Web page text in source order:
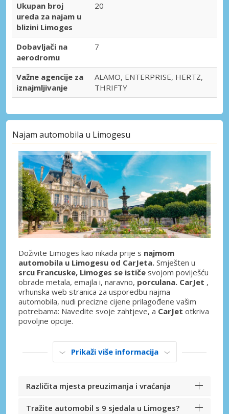
Ukupan broj
ureda za najam u
blizini Limoges
20
Dobavljači na
aerodromu
7
Važne agencije za
iznajmljivanje
ALAMO, ENTERPRISE, HERTZ,
THRIFTY
Najam automobila u Limogesu
Doživite Limoges kao nikada prije s najmom
automobila u Limogesu od CarJeta. Smješten u
srcu Francuske, Limoges se ističe svojom poviješću
obrade metala, emajla i, naravno, porculana. CarJet ,
vrhunska web stranica za usporedbu najma
automobila, nudi precizne cijene prilagođene vašim
potrebama: Navedite svoje zahtjeve, a CarJet otkriva
povoljne opcije.
Prikaži više informacija
Različita mjesta preuzimanja i vraćanja
Tražite automobil s 9 sjedala u Limoges?